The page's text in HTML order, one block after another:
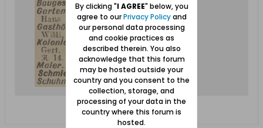
By clicking "I AGREE" below, you
agree to ourPrivacy Policyand
our personal data processing
and cookie practices as
described therein. You also
acknowledge that this forum
may be hosted outside your
country and you consent to the
collection, storage, and
processing of your data in the
country where this forum is
hosted.